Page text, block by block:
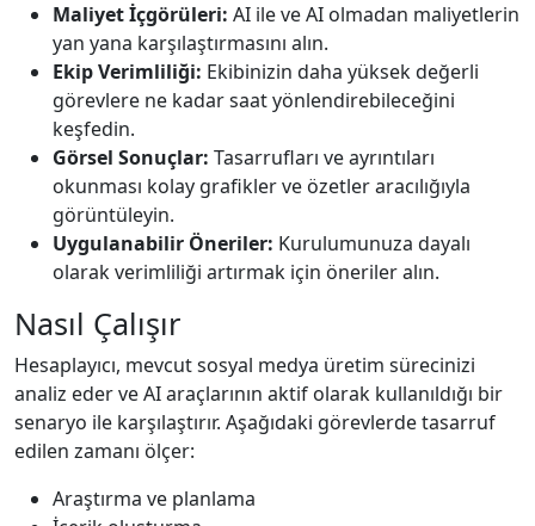
Maliyet İçgörüleri: AI ile ve AI olmadan maliyetlerin
yan yana karşılaştırmasını alın.
Ekip Verimliliği: Ekibinizin daha yüksek değerli
görevlere ne kadar saat yönlendirebileceğini
keşfedin.
Görsel Sonuçlar: Tasarrufları ve ayrıntıları
okunması kolay grafikler ve özetler aracılığıyla
görüntüleyin.
Uygulanabilir Öneriler: Kurulumunuza dayalı
olarak verimliliği artırmak için öneriler alın.
Nasıl Çalışır
Hesaplayıcı, mevcut sosyal medya üretim sürecinizi
analiz eder ve AI araçlarının aktif olarak kullanıldığı bir
senaryo ile karşılaştırır. Aşağıdaki görevlerde tasarruf
edilen zamanı ölçer:
Araştırma ve planlama